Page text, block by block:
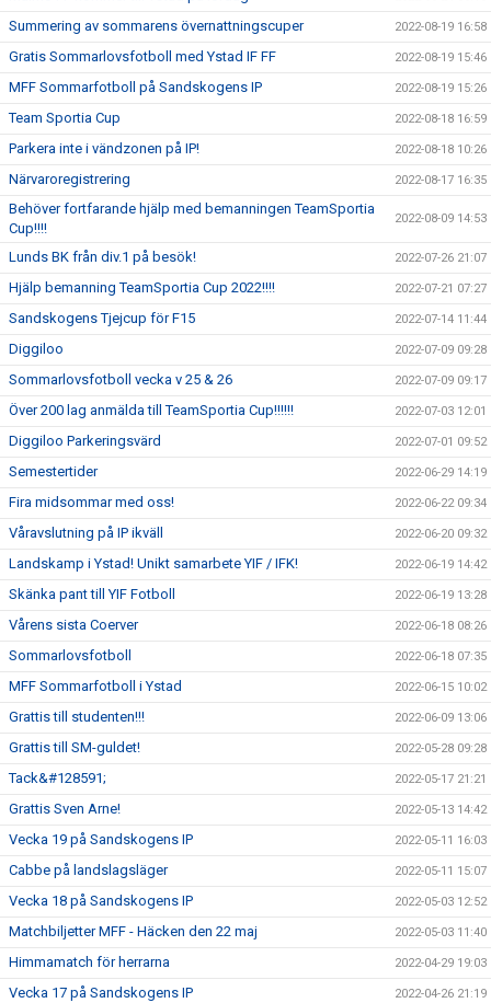
Summering av sommarens övernattningscuper 2022-08-19 16:58
Gratis Sommarlovsfotboll med Ystad IF FF 2022-08-19 15:46
MFF Sommarfotboll på Sandskogens IP 2022-08-19 15:26
Team Sportia Cup 2022-08-18 16:59
Parkera inte i vändzonen på IP! 2022-08-18 10:26
Närvaroregistrering 2022-08-17 16:35
Behöver fortfarande hjälp med bemanningen TeamSportia
Cup!!!!
2022-08-09 14:53
Lunds BK från div.1 på besök! 2022-07-26 21:07
Hjälp bemanning TeamSportia Cup 2022!!!! 2022-07-21 07:27
Sandskogens Tjejcup för F15 2022-07-14 11:44
Diggiloo 2022-07-09 09:28
Sommarlovsfotboll vecka v 25 & 26 2022-07-09 09:17
Över 200 lag anmälda till TeamSportia Cup!!!!!! 2022-07-03 12:01
Diggiloo Parkeringsvärd 2022-07-01 09:52
Semestertider 2022-06-29 14:19
Fira midsommar med oss! 2022-06-22 09:34
Våravslutning på IP ikväll 2022-06-20 09:32
Landskamp i Ystad! Unikt samarbete YIF / IFK! 2022-06-19 14:42
Skänka pant till YIF Fotboll 2022-06-19 13:28
Vårens sista Coerver 2022-06-18 08:26
Sommarlovsfotboll 2022-06-18 07:35
MFF Sommarfotboll i Ystad 2022-06-15 10:02
Grattis till studenten!!! 2022-06-09 13:06
Grattis till SM-guldet! 2022-05-28 09:28
Tack&#128591; 2022-05-17 21:21
Grattis Sven Arne! 2022-05-13 14:42
Vecka 19 på Sandskogens IP 2022-05-11 16:03
Cabbe på landslagsläger 2022-05-11 15:07
Vecka 18 på Sandskogens IP 2022-05-03 12:52
Matchbiljetter MFF - Häcken den 22 maj 2022-05-03 11:40
Himmamatch för herrarna 2022-04-29 19:03
Vecka 17 på Sandskogens IP 2022-04-26 21:19